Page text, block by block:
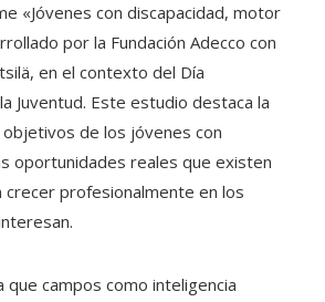
«Jóvenes con discapacidad, motor
por la Fundación Adecco con
en el contexto del Día
Juventud. Este estudio destaca la
de los jóvenes con
oportunidades reales que existen
crecer profesionalmente en los
que campos como inteligencia